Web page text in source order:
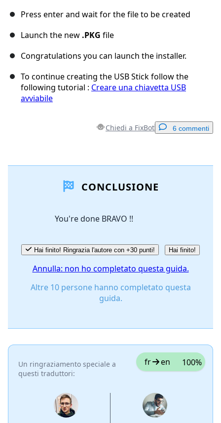
Press enter and wait for the file to be created
Launch the new .PKG file
Congratulations you can launch the installer.
To continue creating the USB Stick follow the
following tutorial : Creare una chiavetta USB
avviabile
Chiedi a FixBot 6 commenti
Aggiungi CommentoCONCLUSIONE
You're done BRAVO !!
Hai finito! Ringrazia l'autore con +30 punti! Hai finito!
Annulla: non ho completato questa guida.
Altre 10 persone hanno completato questa
guida.
Un ringraziamento speciale a
questi traduttori:
fr en 100%